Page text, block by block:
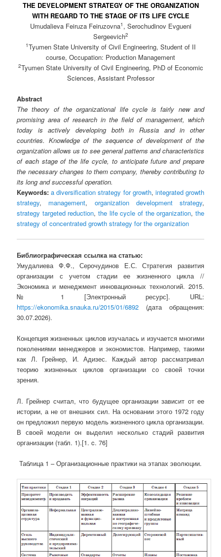
THE DEVELOPMENT STRATEGY OF THE ORGANIZATION
WITH REGARD TO THE STAGE OF ITS LIFE CYCLE
Umudalieva Feiruza Feiruzovna1 , Serochudinov Evgueni
Sergeevich2
1Tyumen State University of Civil Engineering, Student of II
course, Occupation: Production Management
2Tyumen State University of Civil Engineering, PhD of Economic
Sciences, Assistant Professor
Abstract
The theory of the organizational life cycle is fairly new and
promising area of research in the field of management, which
today is actively developing both in Russia and in other
countries. Knowledge of the sequence of development of the
organization allows us to see general patterns and characteristics
of each stage of the life cycle, to anticipate future and prepare
the necessary changes to them company, thereby contributing to
its long and successful operation.
Keywords: a diversification strategy for growth, integrated growth
strategy, management, organization development strategy,
strategy targeted reduction,the life cycle of the organization, the
strategy of concentrated growth strategy for the organization
Библиографическая ссылка на статью:
Умудалиева Ф.Ф., Серочудинов Е.С. Стратегия развития
организации с учетом стадии ее жизненного цикла //
Экономика и менеджмент инновационных технологий. 2015.
№ 1 [Электронный ресурс]. URL:
https://ekonomika.snauka.ru/2015/01/6892 (дата обращения:
30.07.2026).
Концепция жизненных циклов изучалась и изучается многими
поколениями менеджеров и экономистов. Например, такими
как Л. Грейнер, И. Адизес. Каждый автор рассматривал
теорию жизненных циклов организации со своей точки
зрения.
Л. Грейнер считал, что будущее организации зависит от ее
истории, а не от внешних сил. На основании этого 1972 году
он предложил первую модель жизненного цикла организации.
В своей модели он выделил несколько стадий развития
организации (табл. 1).[1. c. 76]
Таблица 1 – Организационные практики на этапах эволюции.